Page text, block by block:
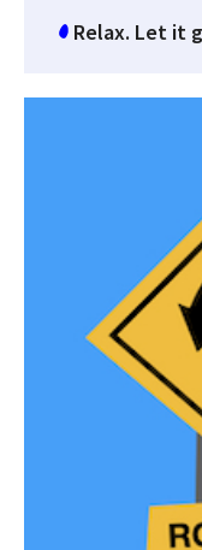
Relax. Let it